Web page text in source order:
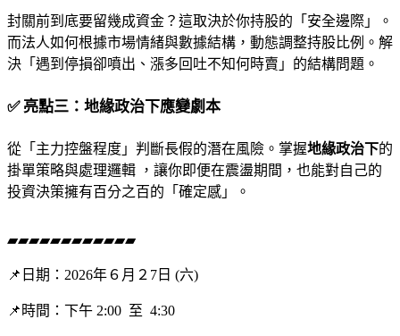
封關前到底要留幾成資金？這取決於你持股的「安全邊際」。
而法人如何根據市場情緒與數據結構，動態調整持股比例。解
決「遇到停損卻噴出、漲多回吐不知何時賣」的結構問題。
✅亮點三：地緣政治下應變劇本
從「主力控盤程度」判斷長假的潛在風險。掌握地緣政治下的
掛單策略與處理邏輯 ，讓你即便在震盪期間，也能對自己的
投資決策擁有百分之百的「確定感」。
▰▰▰▰▰▰▰▰▰▰▰▰
📌日期：2026年６月２7日 (六)
📌時間：下午 2:00 至 4:30